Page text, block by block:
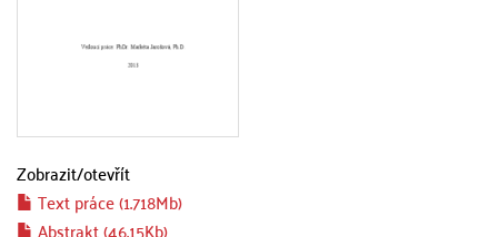
Zobrazit/otevřít
Text práce (1.718Mb)
Abstrakt (46.15Kb)